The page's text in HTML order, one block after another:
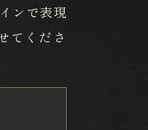
ンで表現
てくださ